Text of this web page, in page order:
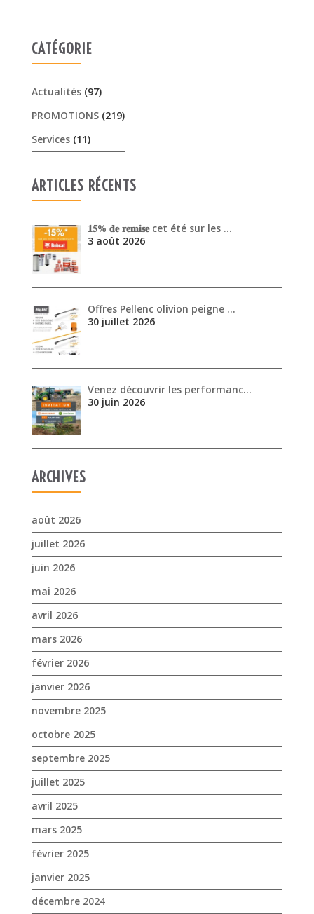
CATÉGORIE
Actualités(97)
PROMOTIONS(219)
Services(11)
ARTICLES RÉCENTS
𝟏𝟓% 𝐝𝐞 𝐫𝐞𝐦𝐢𝐬𝐞 cet été sur les …
3 août 2026
Offres Pellenc olivion peigne …
30 juillet 2026
Venez découvrir les performanc…
30 juin 2026
ARCHIVES
août 2026
juillet 2026
juin 2026
mai 2026
avril 2026
mars 2026
février 2026
janvier 2026
novembre 2025
octobre 2025
septembre 2025
juillet 2025
avril 2025
mars 2025
février 2025
janvier 2025
décembre 2024